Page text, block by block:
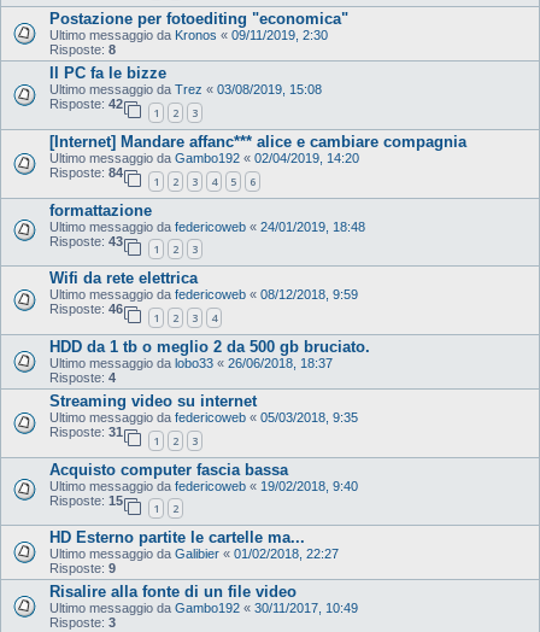
Postazione per fotoediting "economica"
Ultimo messaggio da Kronos « 09/11/2019, 2:30
Risposte: 8
Il PC fa le bizze
Ultimo messaggio da Trez « 03/08/2019, 15:08
Risposte: 42
1 2 3
[Internet] Mandare affanc*** alice e cambiare compagnia
Ultimo messaggio da Gambo192 « 02/04/2019, 14:20
Risposte: 84
1 2 3 4 5 6
formattazione
Ultimo messaggio da federicoweb « 24/01/2019, 18:48
Risposte: 43
1 2 3
Wifi da rete elettrica
Ultimo messaggio da federicoweb « 08/12/2018, 9:59
Risposte: 46
1 2 3 4
HDD da 1 tb o meglio 2 da 500 gb bruciato.
Ultimo messaggio da lobo33 « 26/06/2018, 18:37
Risposte: 4
Streaming video su internet
Ultimo messaggio da federicoweb « 05/03/2018, 9:35
Risposte: 31
1 2 3
Acquisto computer fascia bassa
Ultimo messaggio da federicoweb « 19/02/2018, 9:40
Risposte: 15
1 2
HD Esterno partite le cartelle ma...
Ultimo messaggio da Galibier « 01/02/2018, 22:27
Risposte: 9
Risalire alla fonte di un file video
Ultimo messaggio da Gambo192 « 30/11/2017, 10:49
Risposte: 3